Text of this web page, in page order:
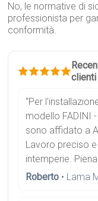
No, le normative di
professionista per
conformità.
clienti
“Per
modello FADINI
sono affidato a
Lavoro preciso
intemperie.
Roberto • Lama